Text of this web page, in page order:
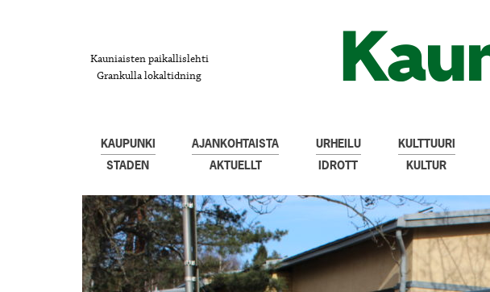
Kauniaisten paikallislehti
Grankulla lokaltidning
KAUPUNKI
STADEN
AJANKOHTAISTA
AKTUELLT
URHEILU
IDROTT
KULTTUURI
KULTUR